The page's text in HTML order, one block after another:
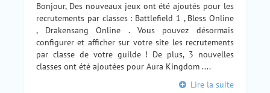
Bonjour, Des nouveaux jeux ont été ajoutés pour les
recrutements par classes : Battlefield 1 , Bless Online
, Drakensang Online . Vous pouvez désormais
configurer et afficher sur votre site les recrutements
par classe de votre guilde ! De plus, 3 nouvelles
classes ont été ajoutées pour Aura Kingdom ....
Lire la suite